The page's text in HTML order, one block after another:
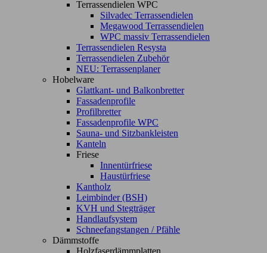
Terrassendielen WPC
Silvadec Terrassendielen
Megawood Terrassendielen
WPC massiv Terrassendielen
Terrassendielen Resysta
Terrassendielen Zubehör
NEU: Terrassenplaner
Hobelware
Glattkant- und Balkonbretter
Fassadenprofile
Profilbretter
Fassadenprofile WPC
Sauna- und Sitzbankleisten
Kanteln
Friese
Innentürfriese
Haustürfriese
Kantholz
Leimbinder (BSH)
KVH und Stegträger
Handlaufsystem
Schneefangstangen / Pfähle
Dämmstoffe